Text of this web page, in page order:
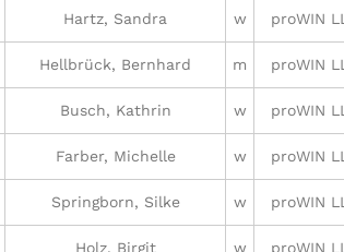
Hartz, Sandra w proWIN
Hellbrück, Bernhard m proWIN
Busch, Kathrin w proWIN
Farber, Michelle w proWIN
Springborn, Silke w proWIN
Holz, Birgit w proWIN